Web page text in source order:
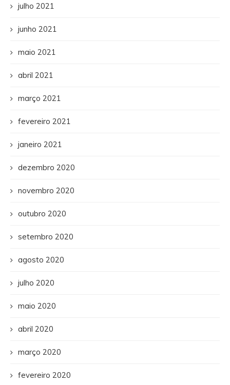
julho 2021
junho 2021
maio 2021
abril 2021
março 2021
fevereiro 2021
janeiro 2021
dezembro 2020
novembro 2020
outubro 2020
setembro 2020
agosto 2020
julho 2020
maio 2020
abril 2020
março 2020
fevereiro 2020